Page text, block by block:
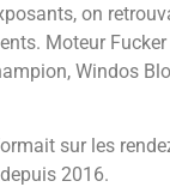
on
Moteur
Windos
sur les
2016.